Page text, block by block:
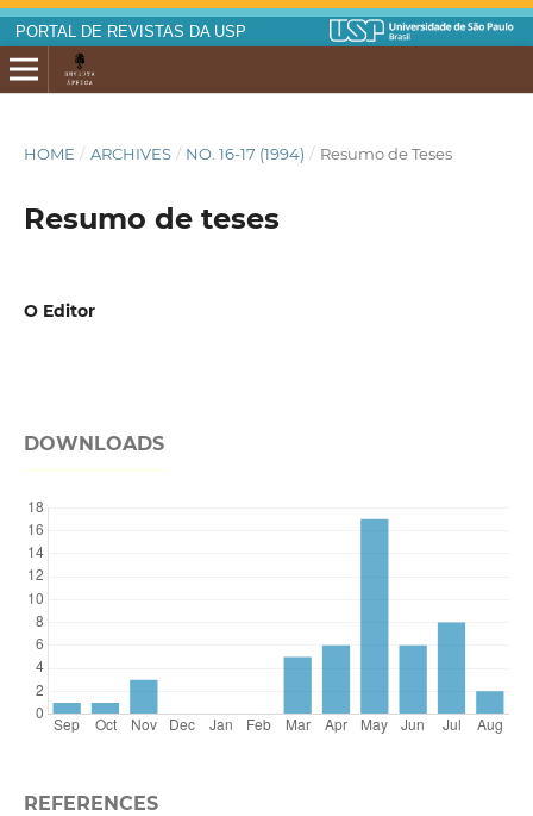
PORTAL DE REVISTAS DA USP
HOME / ARCHIVES / NO. 16-17 (1994) / Resumo de Teses
Resumo de teses
O Editor
DOWNLOADS
REFERENCES